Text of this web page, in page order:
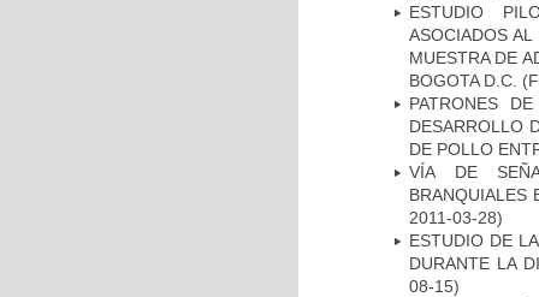
ESTUDIO
ASOCIADOS
MUESTRA DE
BOGOTA D.C.
PATRONES
DESARROLLO
DE POLLO
VÍA DE
BRANQUIALES
2011-03-28)
ESTUDIO DE
DURANTE LA
08-15)